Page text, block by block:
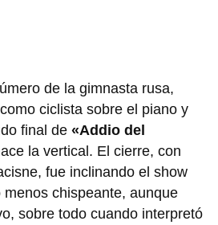
de la gimnasta rusa,
ciclista sobre el piano y
final de «Addio del
la vertical. El cierre, con
fue inclinando el show
chispeante, aunque
sobre todo cuando interpretó